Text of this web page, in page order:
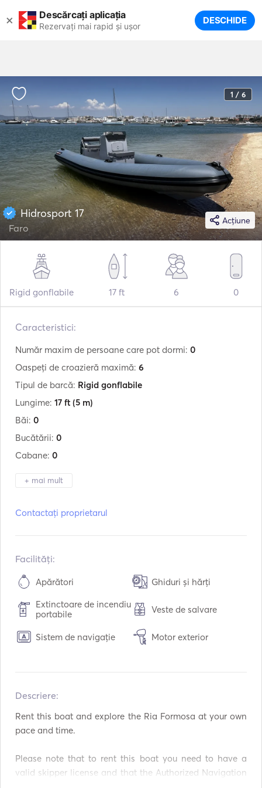
× Descărcați aplicația
Rezervați mai rapid și ușor DESCHIDE
1 / 6
Acțiune
Hidrosport 17
Faro
Rigid gonflabile 17 ft 6 0
Caracteristici:
Număr maxim de persoane care pot dormi: 0
Oaspeți de croazieră maximă: 6
Tipul de barcă: Rigid gonflabile
Lungime: 17 ft (5 m)
Băi: 0
Bucătării: 0
Cabane: 0
+ mai mult
Motoare:1 x 60hp
Tipul de combustibil:
Benzină
Consumul:
Capacitatea de combustibil: 90 L
26 noduri
Contactați proprietarul
Facilități:
Apărători Ghiduri și hărți
Extinctoare de incendiu
portabile
Veste de salvare
Sistem de navigație Motor exterior
Descriere:
Rent this boat and explore the Ria Formosa at your own
pace and time.
Please note that to rent this boat you need to have a
valid skipper license and that the Authorized Navigation